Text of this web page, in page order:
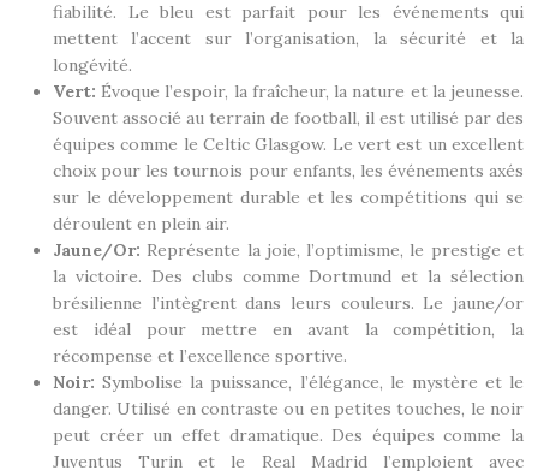
fiabilité. Le bleu est parfait pour les événements qui
mettent l’accent sur l’organisation, la sécurité et la
longévité.
Vert: Évoque l’espoir, la fraîcheur, la nature et la jeunesse.
Souvent associé au terrain de football, il est utilisé par des
équipes comme le Celtic Glasgow. Le vert est un excellent
choix pour les tournois pour enfants, les événements axés
sur le développement durable et les compétitions qui se
déroulent en plein air.
Jaune/Or: Représente la joie, l’optimisme, le prestige et
la victoire. Des clubs comme Dortmund et la sélection
brésilienne l’intègrent dans leurs couleurs. Le jaune/or
est idéal pour mettre en avant la compétition, la
récompense et l’excellence sportive.
Noir:Symbolise la puissance, l’élégance, le mystère et le
danger. Utilisé en contraste ou en petites touches, le noir
peut créer un effet dramatique. Des équipes comme la
Juventus Turin et le Real Madrid l’emploient avec